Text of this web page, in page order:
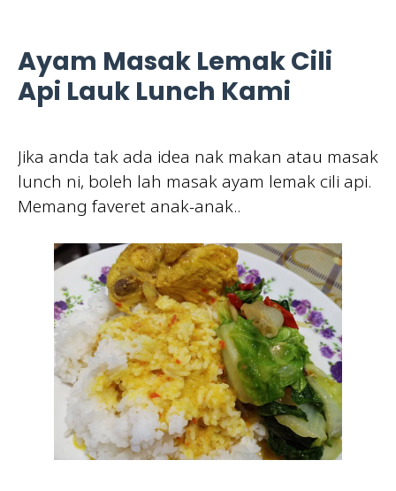
Ayam Masak Lemak Cili
Api Lauk Lunch Kami
Jika anda tak ada idea nak makan atau masak
lunch ni, boleh lah masak ayam lemak cili api.
Memang faveret anak-anak..